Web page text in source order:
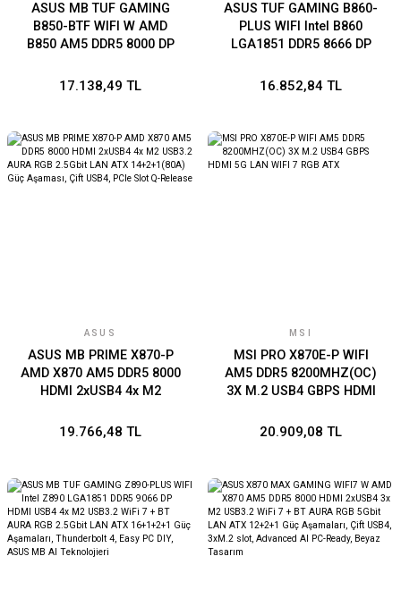
ASUS MB TUF GAMING
B850-BTF WIFI W AMD
B850 AM5 DDR5 8000 DP
+ BT AURA RGB 2.5Gbit
Arkasına Konumlandırılan
Kablo Bağlantıları
17.138,49 TL
ASUS TUF GAMING B860-
PLUS WIFI Intel B860
LGA1851 DDR5 8666 DP
Gen 2x2 WiFi 7 + BT AURA
1xGen5 M.2, Ready for
Advanced AI PC
16.852,84 TL
ASUS
ASUS MB PRIME X870-P
AMD X870 AM5 DDR5 8000
HDMI 2xUSB4 4x M2
LAN ATX 14+2+1(80A) Güç
19.766,48 TL
MSI
MSI PRO X870E-P WIFI
AM5 DDR5 8200MHZ(OC)
3X M.2 USB4 GBPS HDMI
20.909,08 TL